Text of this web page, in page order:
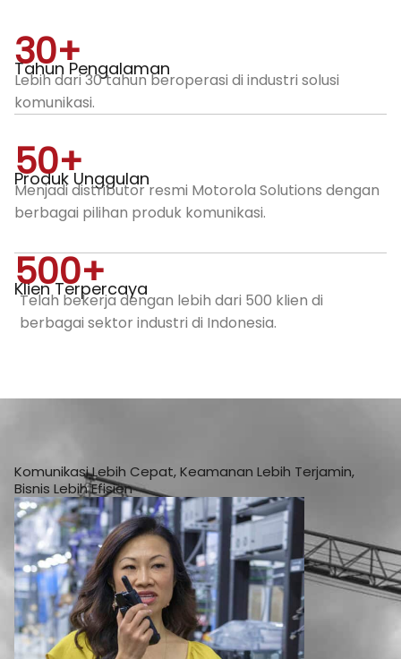
Tahun Pengalaman
30+
Lebih dari 30 tahun beroperasi di industri solusi
komunikasi.
Produk Unggulan
50+
Menjadi distributor resmi Motorola Solutions dengan
berbagai pilihan produk komunikasi.
Klien Terpercaya
500+
Telah bekerja dengan lebih dari 500 klien di
berbagai sektor industri di Indonesia.
Komunikasi Lebih Cepat, Keamanan Lebih Terjamin,
Bisnis Lebih Efisien